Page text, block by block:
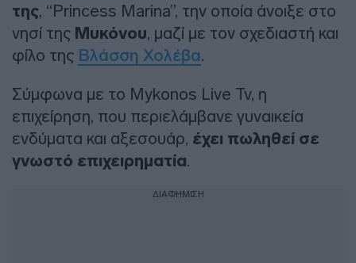
της, “Princess Marina”, την οποία άνοιξε στο
νησί της Μυκόνου, μαζί με τον σχεδιαστή και
φίλο της Βλάσση Χολέβα.
Σύμφωνα με το Mykonos Live Tv, η
επιχείρηση, που περιελάμβανε γυναικεία
ενδύματα και αξεσουάρ, έχει πωληθεί σε
γνωστό επιχειρηματία.
ΔΙΑΦΗΜΙΣΗ